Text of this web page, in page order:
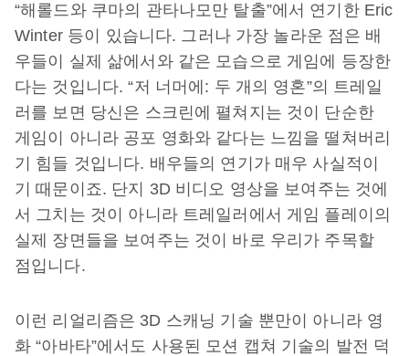
“해롤드와 쿠마의 관타나모만 탈출”에서 연기한 Eric
Winter 등이 있습니다. 그러나 가장 놀라운 점은 배
우들이 실제 삶에서와 같은 모습으로 게임에 등장한
다는 것입니다. “저 너머에: 두 개의 영혼”의 트레일
러를 보면 당신은 스크린에 펼쳐지는 것이 단순한
게임이 아니라 공포 영화와 같다는 느낌을 떨쳐버리
기 힘들 것입니다. 배우들의 연기가 매우 사실적이
기 때문이죠. 단지 3D 비디오 영상을 보여주는 것에
서 그치는 것이 아니라 트레일러에서 게임 플레이의
실제 장면들을 보여주는 것이 바로 우리가 주목할
점입니다.
이런 리얼리즘은 3D 스캐닝 기술 뿐만이 아니라 영
화 “아바타”에서도 사용된 모션 캡쳐 기술의 발전 덕